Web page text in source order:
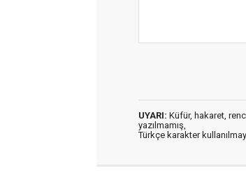
UYARI: Küfür, hakaret,
yazılmamış,
Türkçe karakter